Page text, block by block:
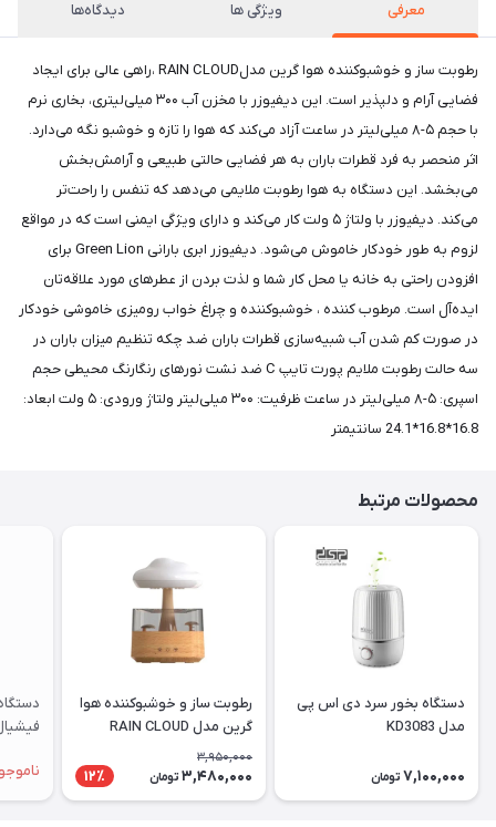
معرفی ویژگی ها دیدگاه‌ها
رطوبت ساز و خوشبوکننده هوا گرین مدلRAIN CLOUD ،راهی عالی برای ایجاد
فضایی آرام و دلپذیر است. این دیفیوزر با مخزن آب ۳۰۰ میلی‌لیتری، بخاری نرم
با حجم ۵-۸ میلی‌لیتر در ساعت آزاد می‌کند که هوا را تازه و خوشبو نگه می‌دارد.
اثر منحصر به فرد قطرات باران به هر فضایی حالتی طبیعی و آرامش‌بخش
می‌بخشد. این دستگاه به هوا رطوبت ملایمی می‌دهد که تنفس را راحت‌تر
می‌کند. دیفیوزر با ولتاژ ۵ ولت کار می‌کند و دارای ویژگی ایمنی است که در مواقع
لزوم به طور خودکار خاموش می‌شود. دیفیوزر ابری بارانی Green Lion برای
افزودن راحتی به خانه یا محل کار شما و لذت بردن از عطرهای مورد علاقه‌تان
ایده‌آل است. مرطوب کننده ، خوشبوکننده و چراغ خواب رومیزی خاموشی خودکار
در صورت کم شدن آب شبیه‌سازی قطرات باران ضد چکه تنظیم میزان باران در
سه حالت رطوبت ملایم پورت تایپ C ضد نشت نورهای رنگارنگ محیطی حجم
اسپری: ۵-۸ میلی‌لیتر در ساعت ظرفیت: ۳۰۰ میلی‌لیتر ولتاژ ورودی: ۵ ولت ابعاد:
16.8*16.8*24.1 سانتیمتر
محصولات مرتبط
دستگاه بخور سرد دی اس پی
مدل KD3083
7,100,000 تومان
رطوبت ساز و خوشبوکننده هوا
گرین مدل RAIN CLOUD
3,950,000
3,480,000 تومان 12٪